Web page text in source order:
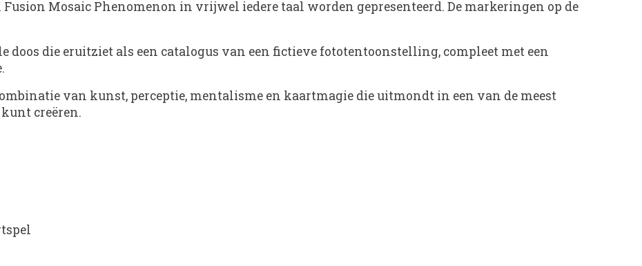
Mosaic Phenomenon in vrijwel iedere taal worden gepresenteerd. De markeringen op de
die eruitziet als een catalogus van een fictieve fototentoonstelling, compleet met een
van kunst, perceptie, mentalisme en kaartmagie die uitmondt in een van de meest
creëren.